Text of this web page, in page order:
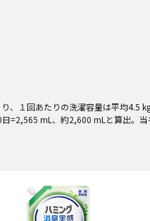
１回あたりの洗濯容量は平均4.5
mL、約2,600 mLと算出。当